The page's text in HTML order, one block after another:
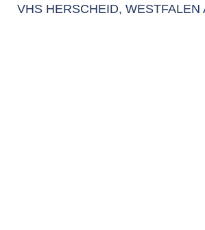
VHS HERSCHEID, WESTFALEN